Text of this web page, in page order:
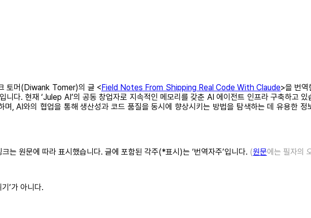
토머(Diwank Tomer)의 글 <Field Notes From Shipping Real Code With Claude>을 번역
니다. 현재 ‘Julep AI’의 공동 창업자로 지속적인 메모리를 갖춘 AI 에이전트 인프라 구축하고
며, AI와의 협업을 통해 생산성과 코드 품질을 동시에 향상시키는 방법을 탐색하는 데 유용한
는 원문에 따라 표시했습니다. 글에 포함된 각주(*표시)는 ‘번역자주’입니다. (원문에는 필자의
’가 아니다.